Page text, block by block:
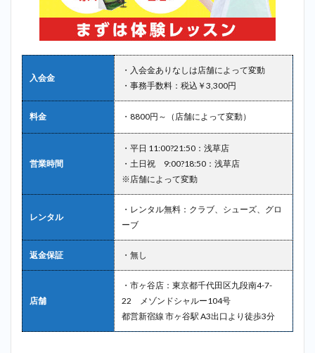
入会金
・入会金ありなしは店舗によって変動
・事務手数料：税込￥3,300円
料金 ・8800円～（店舗によって変動）
営業時間
・平日 11:00?21:50：浅草店
・土日祝 9:00?18:50：浅草店
※店舗によって変動
レンタル
・レンタル無料：クラブ、シューズ、グロ
ーブ
返金保証 ・無し
店舗
・市ヶ谷店：東京都千代田区九段南4-7-
22 メゾンドシャルー104号
都営新宿線 市ヶ谷駅 A3出口より徒歩3分